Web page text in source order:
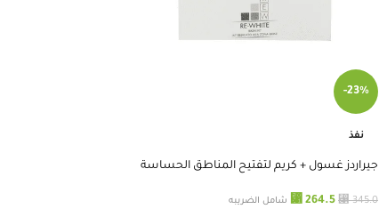
-23%
نفذ
جيراردز غسول + كريم لتفتيح المناطق الحساسة
⃁345.0
⃁ 264.5 شامل الضريبه